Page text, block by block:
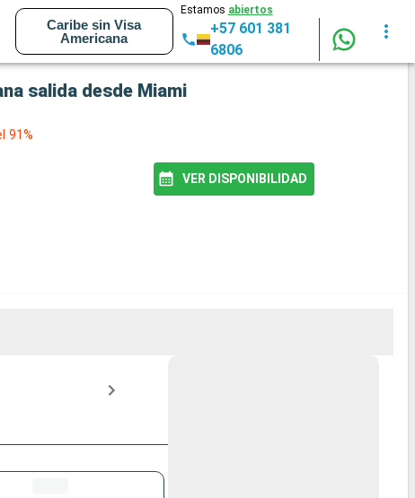
Caribe sin Visa
Americana
Estamos abiertos
+57 601 381
6806
salida desde Miami
91%
VER DISPONIBILIDAD